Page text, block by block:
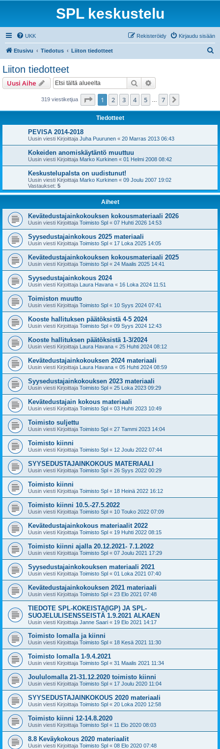
SPL keskustelu
UKK Kirjaudu sisään
Rekisteröidy
Etusivu Tiedotus Liiton tiedotteet
Liiton tiedotteet
Uusi Aihe Etsi
319 viestiketjua Sivu /7
1 2 3 4 5 7
Tiedotteet
PEVISA 2014-2018
Uusin viesti Kirjoittaja Juha Puurunen « 20 Marras 2013 06:43
Kokeiden anomiskäytäntö muuttuu
Uusin viesti Kirjoittaja Marko Kurkinen « 01 Helmi 2008 08:42
Keskustelupalsta on uudistunut!
Uusin viesti Kirjoittaja Marko Kurkinen « 09 Joulu 2007 19:02
Vastaukset: 5
Aiheet
Kevätedustajainkokouksen kokousmateriaali 2026
Uusin viesti Kirjoittaja Toimisto Spl « 07 Huhti 2026 14:53
Syysedustajainkokous 2025 materiaali
Uusin viesti Kirjoittaja Toimisto Spl « 17 Loka 2025 14:05
Kevätedustajainkokouksen kokousmateriaali 2025
Uusin viesti Kirjoittaja Toimisto Spl « 24 Maalis 2025 14:41
Syysedustajainkokous 2024
Uusin viesti Kirjoittaja Laura Havana « 16 Loka 2024 11:51
Toimiston muutto
Uusin viesti Kirjoittaja Toimisto Spl « 10 Syys 2024 07:41
Kooste hallituksen päätöksistä 4-5 2024
Uusin viesti Kirjoittaja Toimisto Spl « 09 Syys 2024 12:43
Kooste hallituksen päätöksistä 1-3/2024
Uusin viesti Kirjoittaja Laura Havana « 25 Huhti 2024 08:12
Kevätedustajainkokouksen 2024 materiaali
Uusin viesti Kirjoittaja Laura Havana « 05 Huhti 2024 08:59
Syysedustajainkokouksen 2023 materiaali
Uusin viesti Kirjoittaja Toimisto Spl « 25 Loka 2023 09:29
Kevätedustajain kokous materiaali
Uusin viesti Kirjoittaja Toimisto Spl « 03 Huhti 2023 10:49
Toimisto suljettu
Uusin viesti Kirjoittaja Toimisto Spl « 27 Tammi 2023 14:04
Toimisto kiinni
Uusin viesti Kirjoittaja Toimisto Spl « 12 Joulu 2022 07:44
SYYSEDUSTAJAINKOKOUS MATERIAALI
Uusin viesti Kirjoittaja Toimisto Spl « 26 Syys 2022 00:29
Toimisto kiinni
Uusin viesti Kirjoittaja Toimisto Spl « 18 Heinä 2022 16:12
Toimisto kiinni 10.5.-27.5.2022
Uusin viesti Kirjoittaja Toimisto Spl « 10 Touko 2022 07:09
Kevätedustajainkokous materiaalit 2022
Uusin viesti Kirjoittaja Toimisto Spl « 19 Huhti 2022 08:15
Toimisto kiinni ajalla 20.12.2021- 7.1.2022
Uusin viesti Kirjoittaja Toimisto Spl « 07 Joulu 2021 17:29
Syysedustajainkokouksen materiaali 2021
Uusin viesti Kirjoittaja Toimisto Spl « 01 Loka 2021 07:40
Kevätedustajainkokouksen 2021 materiaali
Uusin viesti Kirjoittaja Toimisto Spl « 23 Elo 2021 07:48
TIEDOTE SPL-KOKEISTA(IGP) JA SPL-
SUOJELULISENSSEISTÄ 1.9.2021 ALKAEN
Uusin viesti Kirjoittaja Janne Saari « 19 Elo 2021 14:17
Toimisto lomalla ja kiinni
Uusin viesti Kirjoittaja Toimisto Spl « 18 Kesä 2021 11:30
Toimisto lomalla 1-9.4.2021
Uusin viesti Kirjoittaja Toimisto Spl « 31 Maalis 2021 11:34
Joululomalla 21-31.12.2020 toimisto kiinni
Uusin viesti Kirjoittaja Toimisto Spl « 17 Joulu 2020 11:04
SYYSEDUSTAJAINKOKOUS 2020 materiaali
Uusin viesti Kirjoittaja Toimisto Spl « 20 Loka 2020 12:58
Toimisto kiinni 12-14.8.2020
Uusin viesti Kirjoittaja Toimisto Spl « 11 Elo 2020 08:03
8.8 Keväykokous 2020 materiaalit
Uusin viesti Kirjoittaja Toimisto Spl « 08 Elo 2020 07:48